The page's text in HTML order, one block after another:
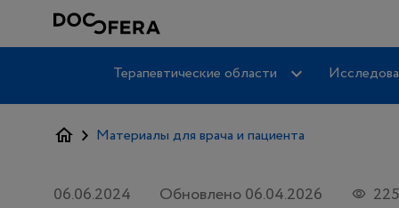
Терапевтические области
Материалы для врача и пациента
06.06.2024 Обновлено 06.04.2026